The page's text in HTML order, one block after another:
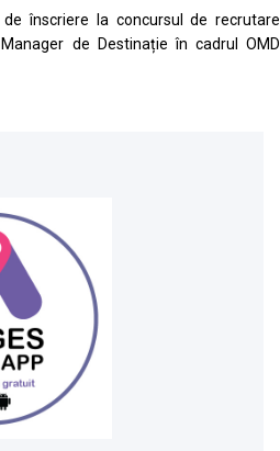
înscriere la concursul de recrutare
de Destinație în cadrul OMD